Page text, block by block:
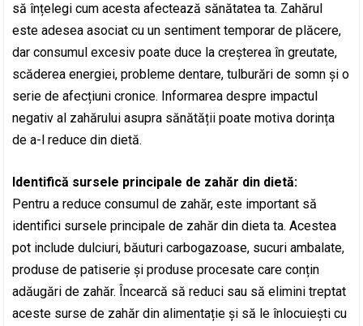
să înțelegi cum acesta afectează sănătatea ta. Zahărul
este adesea asociat cu un sentiment temporar de plăcere,
dar consumul excesiv poate duce la creșterea în greutate,
scăderea energiei, probleme dentare, tulburări de somn și o
serie de afecțiuni cronice. Informarea despre impactul
negativ al zahărului asupra sănătății poate motiva dorința
de a-l reduce din dietă.
Identifică sursele principale de zahăr din dietă:
Pentru a reduce consumul de zahăr, este important să
identifici sursele principale de zahăr din dieta ta. Acestea
pot include dulciuri, băuturi carbogazoase, sucuri ambalate,
produse de patiserie și produse procesate care conțin
adăugări de zahăr. Încearcă să reduci sau să elimini treptat
aceste surse de zahăr din alimentație și să le înlocuiești cu